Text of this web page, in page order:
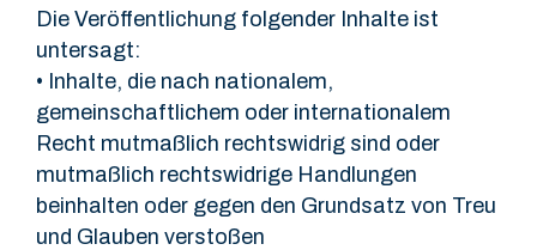
Die Veröffentlichung folgender Inhalte ist
untersagt:
• Inhalte, die nach nationalem,
gemeinschaftlichem oder internationalem
Recht mutmaßlich rechtswidrig sind oder
mutmaßlich rechtswidrige Handlungen
beinhalten oder gegen den Grundsatz von Treu
und Glauben verstoßen